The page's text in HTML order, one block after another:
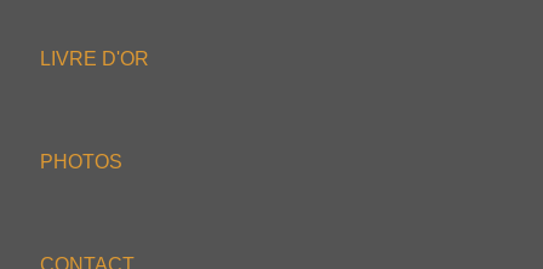
LIVRE D'OR
PHOTOS
CONTACT